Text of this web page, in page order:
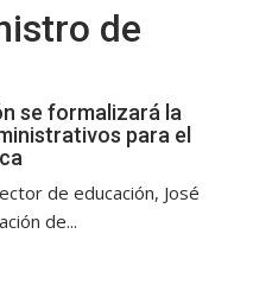
de
se formalizará la
para el
de educación, José
de...